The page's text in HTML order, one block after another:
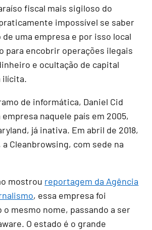
fiscal mais sigiloso do
impossível se saber
de uma empresa e por isso local
para encobrir operações ilegais
e ocultação de capital
ilícita.
de informática, Daniel Cid
naquele país em 2005,
já inativa. Em abril de 2018,
Cleanbrowsing, com sede na
mostrou reportagem da Agência
, essa empresa foi
o mesmo nome, passando a ser
O estado é o grande